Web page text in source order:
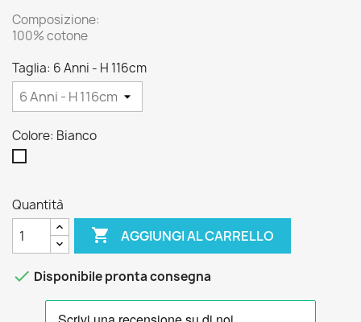
Composizione:
100% cotone
Taglia: 6 Anni - H 116cm
Colore: Bianco
Quantità
 AGGIUNGI AL CARRELLO
 Disponibile pronta consegna